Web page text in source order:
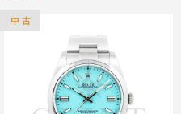
中 古